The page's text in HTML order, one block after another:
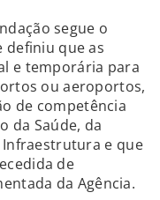
segue o
definiu que as
e temporária para
ou aeroportos,
de competência
da Saúde, da
Infraestrutura e que
de
da Agência.